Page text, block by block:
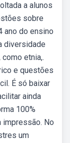
a alunos
sobre
ano do ensino
diversidade
etnia,.
e questões
É só baixar
ainda
100%
impressão. No
um